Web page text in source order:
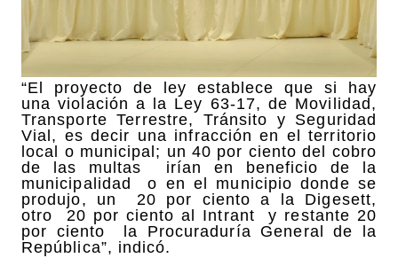
“El proyecto de ley establece que si hay
una violación a la Ley 63-17, de Movilidad,
Transporte Terrestre, Tránsito y Seguridad
Vial, es decir una infracción en el territorio
local o municipal; un 40 por ciento del cobro
de las multas irían en beneficio de la
municipalidad o en el municipio donde se
produjo, un 20 por ciento a la Digesett,
otro 20 por ciento al Intrant y restante 20
por ciento la Procuraduría General de la
República”, indicó.